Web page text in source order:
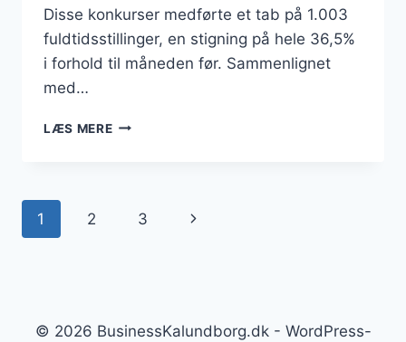
Disse konkurser medførte et tab på 1.003
fuldtidsstillinger, en stigning på hele 36,5%
i forhold til måneden før. Sammenlignet
med…
LÆS MEREKONKURSBØLGE
HVER
Side
1 2 3
Næste
© 2026 BusinessKalundborg.dk - WordPress-